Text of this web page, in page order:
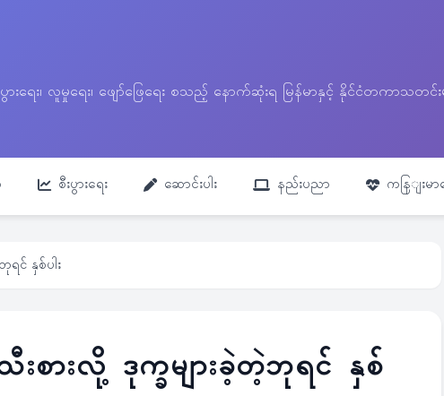
ပွားရေး၊ လူမှုရေး၊ ဖျော်ဖြေရေး စသည့် နောက်ဆုံးရ မြန်မာနှင့် နိုင်ငံတက
စီးပွားရေး ဆောင်းပါး နည်းပညာ ကနြျးမာ
ရင် နှစ်ပါး
စားလို့ ဒုက္ခများခဲ့တဲ့ဘုရင် နှစ်